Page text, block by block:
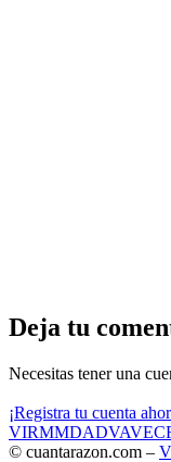
Deja tu
Necesitas tener una
¡Registra tu cuenta
VIRMMDADVAVE
© cuantarazon.com –